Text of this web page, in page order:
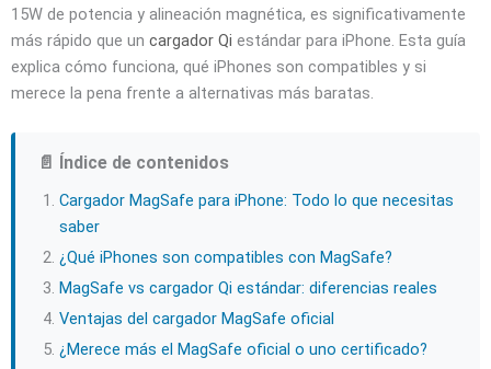
15W de potencia y alineación magnética, es significativamente
más rápido que un cargador Qi estándar para iPhone. Esta guía
explica cómo funciona, qué iPhones son compatibles y si
merece la pena frente a alternativas más baratas.
📄 Índice de contenidos
Cargador MagSafe para iPhone: Todo lo que necesitas
saber
¿Qué iPhones son compatibles con MagSafe?
MagSafe vs cargador Qi estándar: diferencias reales
Ventajas del cargador MagSafe oficial
¿Merece más el MagSafe oficial o uno certificado?